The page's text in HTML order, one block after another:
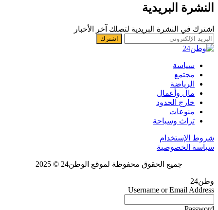
النشرة البريدية
اشترك في النشرة البريدية لتصلك آخر الأخبار
سياسة
مجتمع
الرياضة
مال وأعمال
خارج الحدود
منوعات
تراث وسياحة
شروط الإستخدام
سياسة الخصوصية
جميع الحقوق محفوظة لموقع الوطن24 © 2025
وطن24
Username or Email Address